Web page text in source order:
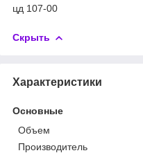
цд 107-00
Скрыть
Характеристики
Основные
Объем
Производитель